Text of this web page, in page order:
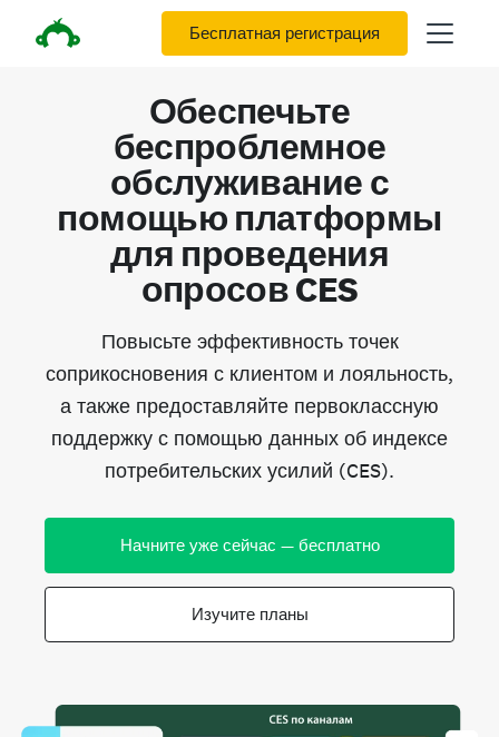
Бесплатная регистрация
Обеспечьте
беспроблемное
обслуживание с
помощью платформы
для проведения
опросов CES
Повысьте эффективность точек
соприкосновения с клиентом и лояльность,
а также предоставляйте первоклассную
поддержку с помощью данных об индексе
потребительских усилий (CES).
Начните уже сейчас — бесплатно
Изучите планы